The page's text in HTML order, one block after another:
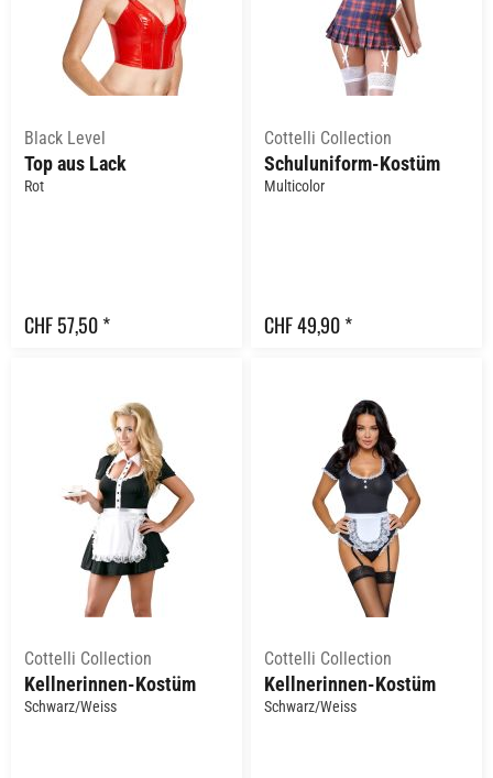
Black Level
Top aus Lack
Rot
CHF 57,50 *
Cottelli Collection
Schuluniform-Kostüm
Multicolor
CHF 49,90 *
Cottelli Collection
Kellnerinnen-Kostüm
Schwarz/Weiss
Cottelli Collection
Kellnerinnen-Kostüm
Schwarz/Weiss